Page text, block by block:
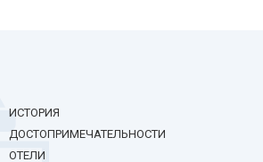
ИСТОРИЯ
ДОСТОПРИМЕЧАТЕЛЬНОСТИ
ОТЕЛИ